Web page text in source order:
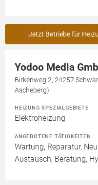
Jetzt Betriebe für
Yodoo Media
Birkenweg 2, 24257
Ascheberg)
HEIZUNG SPEZIALGEBIETE
Elektroheizung
ANGEBOTENE TÄTIGKEITEN
Wartung, Reparatur,
Austausch, Beratung,